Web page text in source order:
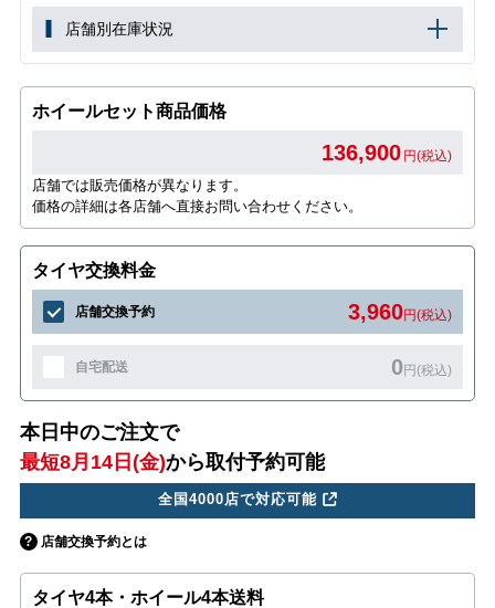
店舗別在庫状況
ホイールセット商品価格
136,900 円(税込)
店舗では販売価格が異なります。
価格の詳細は各店舗へ直接お問い合わせください。
タイヤ交換料金
店舗交換予約 3,960円(税込)
自宅配送 0円(税込)
本日中のご注文で
最短8月14日(金)から取付予約可能
全国4000店で対応可能
店舗交換予約とは
タイヤ4本・ホイール4本送料